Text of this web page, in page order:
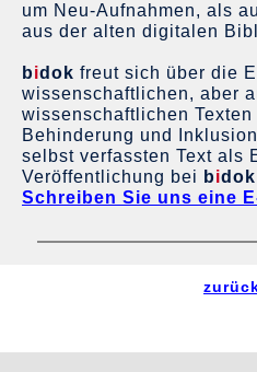
um Neu-Aufnahmen, als
aus der alten digitalen
bidok freut sich über die
wissenschaftlichen, aber
wissenschaftlichen Texten
Behinderung und
selbst verfassten Text als
Veröffentlichung bei bidok
Schreiben Sie uns eine